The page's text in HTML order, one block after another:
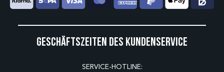
Geschäftszeiten des Kundenservice
SERVICE-HOTLINE: